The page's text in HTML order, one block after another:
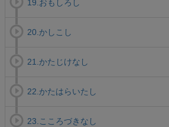
19.おもしろし
20.かしこし
21.かたじけなし
22.かたはらいたし
23.こころづきなし